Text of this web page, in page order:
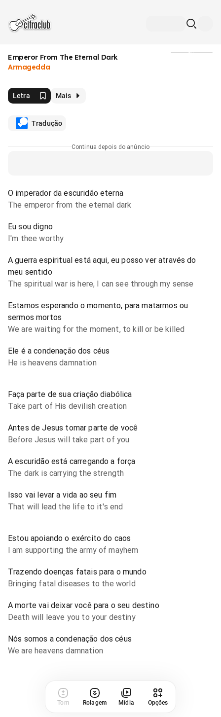
Emperor From The Eternal Dark
Armagedda
Letra Mais
Tradução
Continua depois do anúncio
O imperador da escuridão eterna
The emperor from the eternal dark
Eu sou digno
I'm thee worthy
A guerra espiritual está aqui, eu posso ver através do
meu sentido
The spiritual war is here, I can see through my sense
Estamos esperando o momento, para matarmos ou
sermos mortos
We are waiting for the moment, to kill or be killed
Ele é a condenação dos céus
He is heavens damnation
Faça parte de sua criação diabólica
Take part of His devilish creation
Antes de Jesus tomar parte de você
Before Jesus will take part of you
A escuridão está carregando a força
The dark is carrying the strength
Isso vai levar a vida ao seu fim
That will lead the life to it's end
Estou apoiando o exército do caos
I am supporting the army of mayhem
Trazendo doenças fatais para o mundo
Bringing fatal diseases to the world
A morte vai deixar você para o seu destino
Death will leave you to your destiny
Nós somos a condenação dos céus
We are heavens damnation
Tom Rolagem Mídia Opções